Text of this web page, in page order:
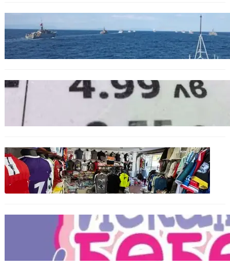
Нов минен ловец за българския флот
пристига до края на годината
БЪЛГАРИЯ
Левът изчезва от етикетите: Търговците
БЪЛГАРИЯ
Иззеха фалшиви стоки за близо 650 000
евро при акция във Варна и „Златни
пясъци“
Инвитро подкрепата под въпрос? „Искам
бебе“ се обяви срещу прехвърлянето на
Центъра към НЗОК